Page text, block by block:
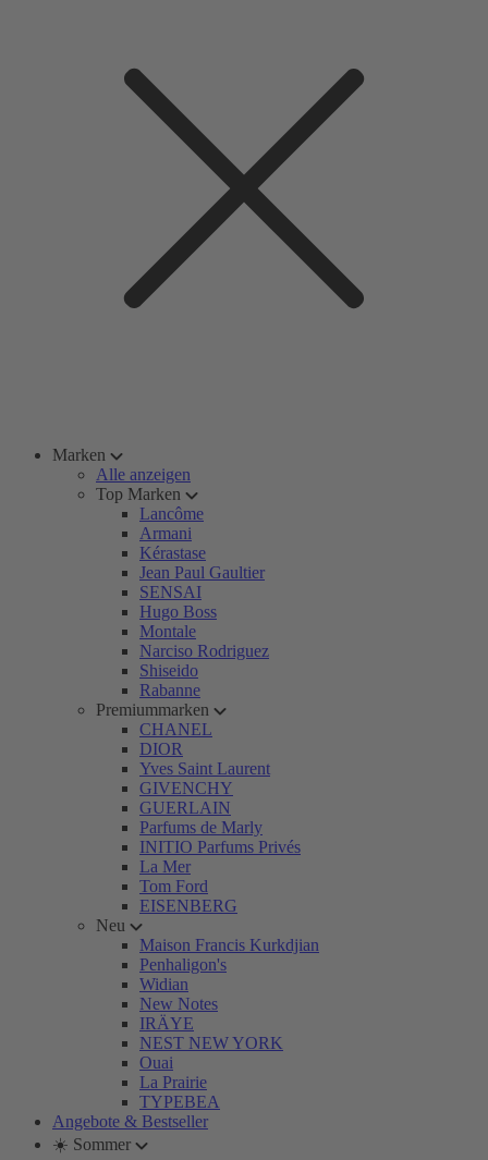
Marken
Alle anzeigen
Top Marken
Lancôme
Armani
Kérastase
Jean Paul Gaultier
SENSAI
Hugo Boss
Montale
Narciso Rodriguez
Shiseido
Rabanne
Premiummarken
CHANEL
DIOR
Yves Saint Laurent
GIVENCHY
GUERLAIN
Parfums de Marly
INITIO Parfums Privés
La Mer
Tom Ford
EISENBERG
Neu
Maison Francis Kurkdjian
Penhaligon's
Widian
New Notes
IRÄYE
NEST NEW YORK
Ouai
La Prairie
TYPEBEA
Angebote & Bestseller
☀️ Sommer